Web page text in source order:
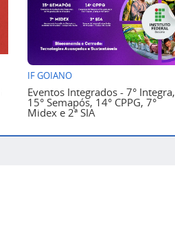
IF GOIANO
Eventos Integrados - 7° Integra,
15° Semapós, 14° CPPG, 7°
Midex e 2ª SIA